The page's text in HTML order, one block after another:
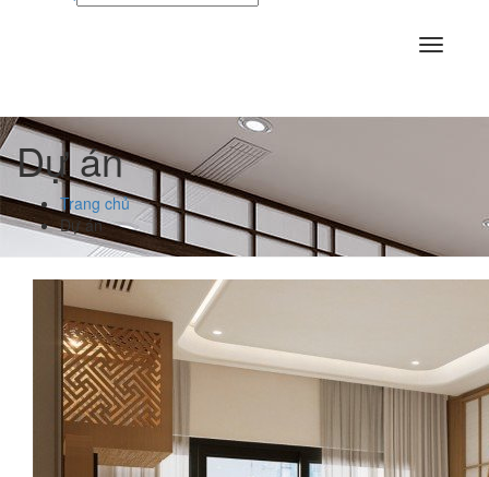
Dự án
Trang chủ
Dự án